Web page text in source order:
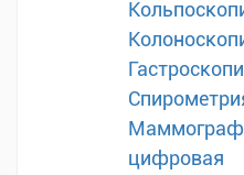
цифровая